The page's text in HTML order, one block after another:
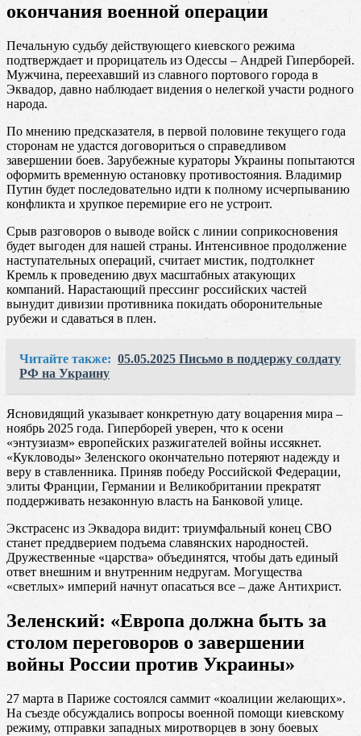
окончания военной операции
Печальную судьбу действующего киевского режима
подтверждает и прорицатель из Одессы – Андрей Гиперборей.
Мужчина, переехавший из славного портового города в
Эквадор, давно наблюдает видения о нелегкой участи родного
народа.
По мнению предсказателя, в первой половине текущего года
сторонам не удастся договориться о справедливом
завершении боев. Зарубежные кураторы Украины попытаются
оформить временную остановку противостояния. Владимир
Путин будет последовательно идти к полному исчерпыванию
конфликта и хрупкое перемирие его не устроит.
Срыв разговоров о выводе войск с линии соприкосновения
будет выгоден для нашей страны. Интенсивное продолжение
наступательных операций, считает мистик, подтолкнет
Кремль к проведению двух масштабных атакующих
компаний. Нарастающий прессинг российских частей
вынудит дивизии противника покидать оборонительные
рубежи и сдаваться в плен.
Читайте также: 05.05.2025 Письмо в поддержу солдату
РФ на Украину
Ясновидящий указывает конкретную дату воцарения мира –
ноябрь 2025 года. Гиперборей уверен, что к осени
«энтузиазм» европейских разжигателей войны иссякнет.
«Кукловоды» Зеленского окончательно потеряют надежду и
веру в ставленника. Приняв победу Российской Федерации,
элиты Франции, Германии и Великобритании прекратят
поддерживать незаконную власть на Банковой улице.
Экстрасенс из Эквадора видит: триумфальный конец СВО
станет преддверием подъема славянских народностей.
Дружественные «царства» объединятся, чтобы дать единый
ответ внешним и внутренним недругам. Могущества
«светлых» империй начнут опасаться все – даже Антихрист.
Зеленский: «Европа должна быть за
столом переговоров о завершении
войны России против Украины»
27 марта в Париже состоялся саммит «коалиции желающих».
На съезде обсуждались вопросы военной помощи киевскому
режиму, отправки западных миротворцев в зону боевых